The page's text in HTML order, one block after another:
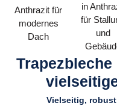
Vielseitig,